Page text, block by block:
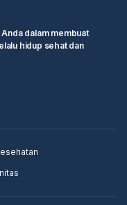
dalam membuat
hidup sehat dan